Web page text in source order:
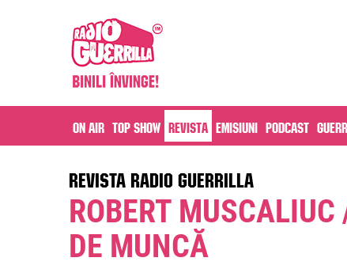
On air Top Show Revista Emisiuni Podcast
REVISTA RADIO GUERRILLA
ROBERT
DE MUNCĂ